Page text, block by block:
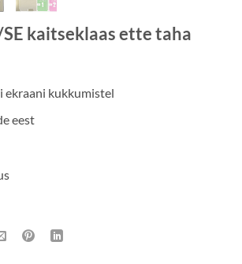
kaitseklaas ette taha
ekraani kukkumistel
eest